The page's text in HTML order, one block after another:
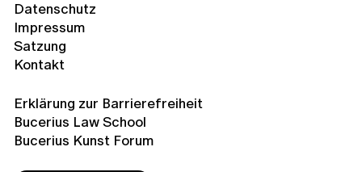
Datenschutz
Impressum
Satzung
Kontakt
Erklärung zur Barrierefreiheit
Bucerius Law School
Bucerius Kunst Forum